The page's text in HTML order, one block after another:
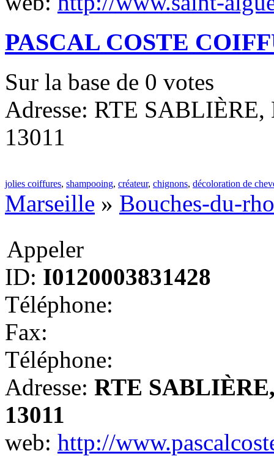
PASCAL COSTE
Sur la base de 0 votes
Adresse: RTE
13011
jolies coiffures, shampooing, créateur, chignons, décoloration de
Marseille » Bouches-du-
Appeler
ID: I0120003831428
Téléphone:
Fax:
Téléphone:
Adresse: RTE
13011
web: http://